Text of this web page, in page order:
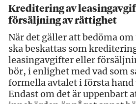
Kreditering av
försäljning av rättighet
När det gäller att bedöma
ska beskattas som
leasingavgifter eller
bör, i enlighet med vad som
formella avtalet i första hand
Endast om det är uppenbart